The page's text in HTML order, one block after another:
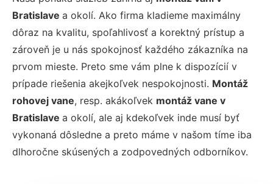
Bratislave a okolí. Ako firma kladieme maximálny
dôraz na kvalitu, spoľahlivosť a korektný prístup a
zároveň je u nás spokojnosť každého zákazníka na
prvom mieste. Preto sme vám plne k dispozícií v
prípade riešenia akejkoľvek nespokojnosti. Montáž
rohovej vane, resp. akákoľvek montáž vane v
Bratislave a okolí, ale aj kdekoľvek inde musí byť
vykonaná dôsledne a preto máme v našom tíme iba
dlhoročne skúsených a zodpovedných odborníkov.